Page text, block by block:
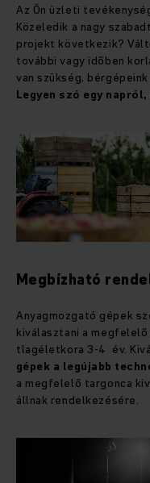
Az Ön üzleti
Közeledik a nagy
projekt következik?
további vagy időben
van szükség,
Legyen szó egy
Megbízható
Anyagmozgató gépek
kiválasztani a
tlagéletkora 3-4 év.
gépek a legújabb
a megfelelő targonca
állnak rendelkezésére.